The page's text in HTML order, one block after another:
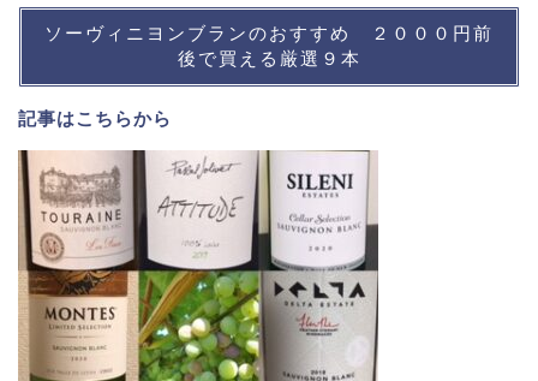
ソーヴィニヨンブランのおすすめ ２０００円前
後で買える厳選９本
記事はこちらから